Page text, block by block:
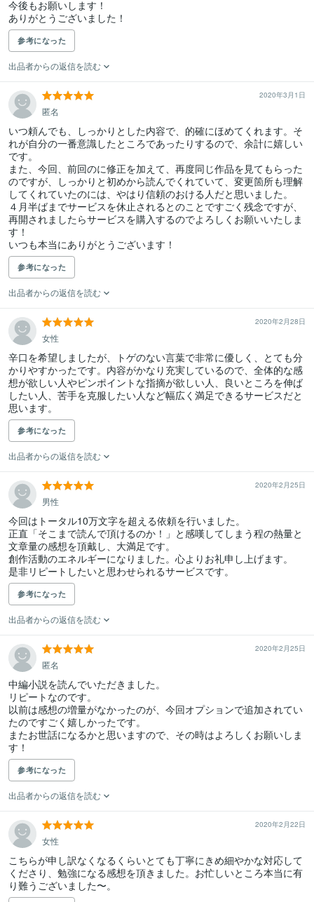
今後もお願いします！
ありがとうございました！
参考になった
出品者からの返信を読む
2020年3月1日
匿名
いつ頼んでも、しっかりとした内容で、的確にほめてくれます。そ
れが自分の一番意識したところであったりするので、余計に嬉しい
です。
また、今回、前回のに修正を加えて、再度同じ作品を見てもらった
のですが、しっかりと初めから読んでくれていて、変更箇所も理解
してくれていたのには、やはり信頼のおける人だと思いました。
４月半ばまでサービスを休止されるとのことですごく残念ですが、
再開されましたらサービスを購入するのでよろしくお願いいたしま
す！
いつも本当にありがとうございます！
参考になった
出品者からの返信を読む
2020年2月28日
女性
辛口を希望しましたが、トゲのない言葉で非常に優しく、とても分
かりやすかったです。内容がかなり充実しているので、全体的な感
想が欲しい人やピンポイントな指摘が欲しい人、良いところを伸ば
したい人、苦手を克服したい人など幅広く満足できるサービスだと
思います。
参考になった
出品者からの返信を読む
2020年2月25日
男性
今回はトータル10万文字を超える依頼を行いました。
正直「そこまで読んで頂けるのか！」と感嘆してしまう程の熱量と
文章量の感想を頂戴し、大満足です。
創作活動のエネルギーになりました。心よりお礼申し上げます。
是非リピートしたいと思わせられるサービスです。
参考になった
出品者からの返信を読む
2020年2月25日
匿名
中編小説を読んでいただきました。
リピートなのです。
以前は感想の増量がなかったのが、今回オプションで追加されてい
たのですごく嬉しかったです。
またお世話になるかと思いますので、その時はよろしくお願いしま
参考になった
出品者からの返信を読む
2020年2月22日
女性
こちらが申し訳なくなるくらいとても丁寧にきめ細やかな対応して
くださり、勉強になる感想を頂きました。お忙しいところ本当に有
り難うございました〜。